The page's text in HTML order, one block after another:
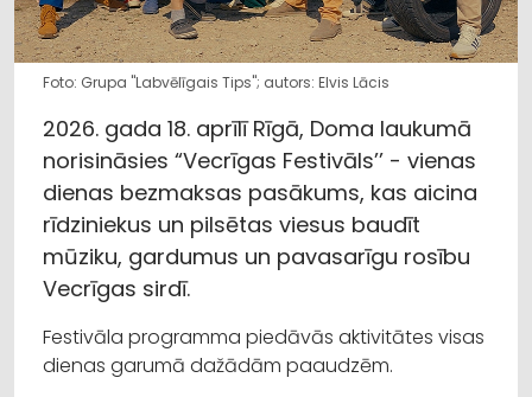
Foto: Grupa "Labvēlīgais Tips"; autors: Elvis Lācis
2026. gada 18. aprīlī Rīgā, Doma laukumā
norisināsies “Vecrīgas Festivāls’’ - vienas
dienas bezmaksas pasākums, kas aicina
rīdziniekus un pilsētas viesus baudīt
mūziku, gardumus un pavasarīgu rosību
Vecrīgas sirdī.
Festivāla programma piedāvās aktivitātes visas
dienas garumā dažādām paaudzēm.